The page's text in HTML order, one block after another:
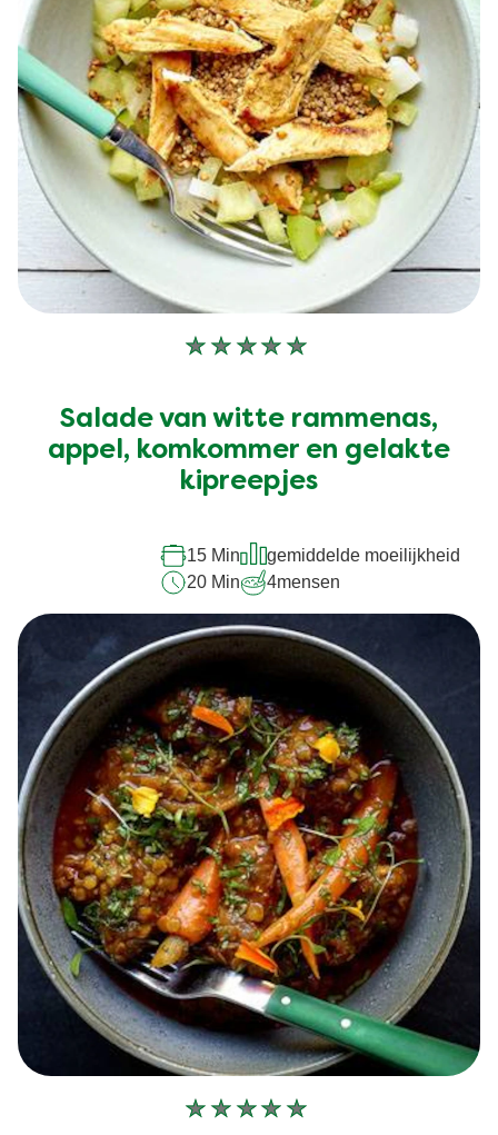
Geen
ingediend
voor
deze
recipe
Salade van witte rammenas,
appel, komkommer en gelakte
kipreepjes
15 Min
gemiddelde moeilijkheid
20 Min
4mensen
Geen